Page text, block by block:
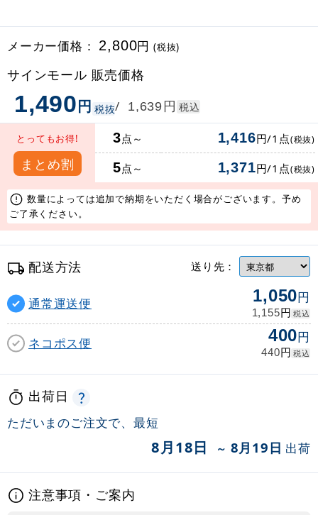
メーカー価格： 2,800円(税抜)
サインモール 販売価格
1,490円 税抜/ 1,639円 税込
とってもお得!
まとめ割
3点～ 1,416円/1点(税抜)
5点～ 1,371円/1点(税抜)
数量によっては追加で納期をいただく場合がございます。予め
ご了承ください。
配送方法 送り先：
通常運送便 1,050円
1,155円 税込
ネコポス便 400円
440円 税込
出荷日
ただいまのご注文で、最短
8月18日 ～ 8月19日 出荷
注意事項・ご案内